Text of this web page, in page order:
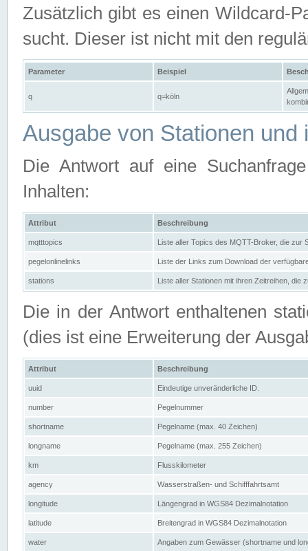
Zusätzlich gibt es einen Wildcard-
sucht. Dieser ist nicht mit den
Parameter Beispiel
q q=köln
Ausgabe von Stationen und
Die Antwort auf eine
Inhalten:
Attribut Beschreibung
mqtttopics Liste aller Topics des MQTT-Broker, die zur
pegelonlinelinks Liste der Links zum Download der
stations Liste aller Stationen mit ihren Zeitreihen, die
Die in der Antwort enthaltenen
(dies ist eine Erweiterung der
Attribut Beschreibung
uuid Eindeutige unveränderliche ID.
number Pegelnummer
shortname Pegelname (max. 40 Zeichen)
longname Pegelname (max. 255 Zeichen)
km Flusskilometer
agency Wasserstraßen- und Schifffahrtsamt
longitude Längengrad in WGS84 Dezimalnotation
latitude Breitengrad in WGS84 Dezimalnotation
water Angaben zum Gewässer (shortname und